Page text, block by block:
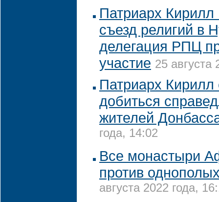
Патриарх Кирилл
съезд религий в
делегация РПЦ
участие 25 августа
Патриарх
добиться
жителей
года, 14:02
Все монастыри
против
августа 2022 года,